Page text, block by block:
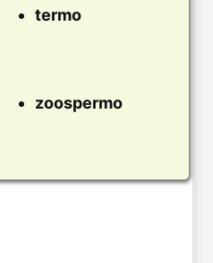
termo
zoospermo